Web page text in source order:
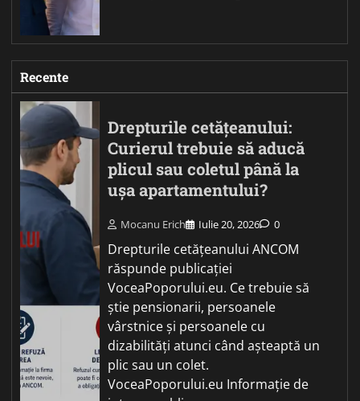
Recente
Drepturile cetățeanului:
Curierul trebuie să aducă
plicul sau coletul până la
ușa apartamentului?
Mocanu Erich Iulie 20, 2026 0
Drepturile cetățeanului ANCOM
răspunde publicației
VoceaPoporului.eu. Ce trebuie să
știe pensionarii, persoanele
vârstnice și persoanele cu
dizabilități atunci când așteaptă un
plic sau un colet.
VoceaPoporului.eu Informație de